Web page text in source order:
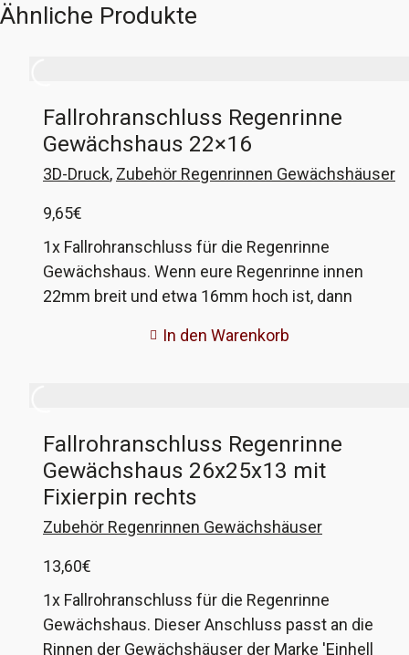
Ähnliche Produkte
Fallrohranschluss Regenrinne
Gewächshaus 22×16
3D-Druck, Zubehör Regenrinnen Gewächshäuser
9,65€
1x Fallrohranschluss für die Regenrinne
Gewächshaus. Wenn eure Regenrinne innen
22mm breit und etwa 16mm hoch ist, dann
Ablaufanschluss ist passend für 13mm-
In den Warenkorb
Fallrohranschluss Regenrinne
Gewächshaus 26x25x13 mit
Fixierpin rechts
Zubehör Regenrinnen Gewächshäuser
13,60€
1x Fallrohranschluss für die Regenrinne
Gewächshaus. Dieser Anschluss passt an die
Rinnen der Gewächshäuser der Marke 'Einhell